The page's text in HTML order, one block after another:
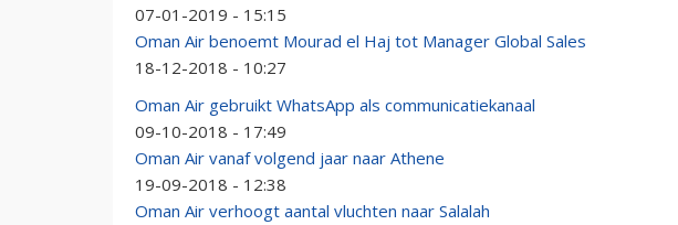
07-01-2019 - 15:15
Oman Air benoemt Mourad el Haj tot Manager Global Sales
18-12-2018 - 10:27
Oman Air gebruikt WhatsApp als communicatiekanaal
09-10-2018 - 17:49
Oman Air vanaf volgend jaar naar Athene
19-09-2018 - 12:38
Oman Air verhoogt aantal vluchten naar Salalah